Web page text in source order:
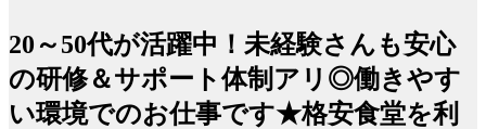
20～50代が活躍中！未経験さんも安心
の研修＆サポート体制アリ◎働きやす
い環境でのお仕事です★格安食堂を利